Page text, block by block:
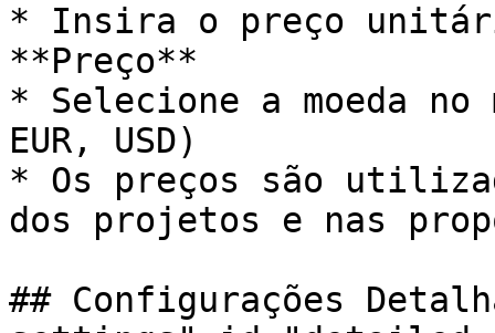
* Insira o preço
**Preço**
* Selecione a moeda no
EUR, USD)
* Os preços são
dos projetos e nas
## Configurações